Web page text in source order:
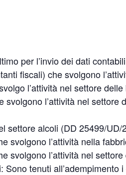
per l’invio dei dati
fiscali) che svolgono
l’attività nel settore
svolgono l’attività nel
settore alcoli (DD 25499/UD/
svolgono l’attività nella
svolgono l’attività nel
Sono tenuti